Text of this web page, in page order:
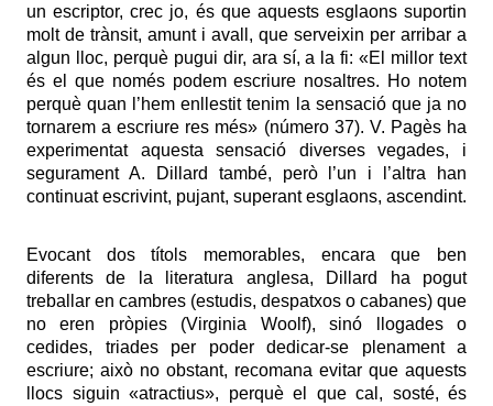
un escriptor, crec jo, és que aquests esglaons suportin
molt de trànsit, amunt i avall, que serveixin per arribar a
algun lloc, perquè pugui dir, ara sí, a la fi: «El millor text
és el que només podem escriure nosaltres. Ho notem
perquè quan l’hem enllestit tenim la sensació que ja no
tornarem a escriure res més» (número 37). V. Pagès ha
experimentat aquesta sensació diverses vegades, i
segurament A. Dillard també, però l’un i l’altra han
continuat escrivint, pujant, superant esglaons, ascendint.
Evocant dos títols memorables, encara que ben
diferents de la literatura anglesa, Dillard ha pogut
treballar en cambres (estudis, despatxos o cabanes) que
no eren pròpies (Virginia Woolf), sinó llogades o
cedides, triades per poder dedicar-se plenament a
escriure; això no obstant, recomana evitar que aquests
llocs siguin «atractius», perquè el que cal, sosté, és